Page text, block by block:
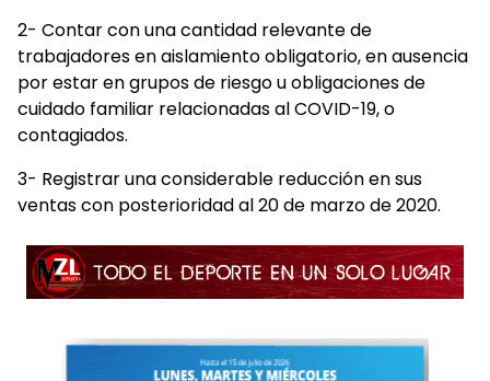
2- Contar con una cantidad relevante de
trabajadores en aislamiento obligatorio, en ausencia
por estar en grupos de riesgo u obligaciones de
cuidado familiar relacionadas al COVID-19, o
contagiados.
3- Registrar una considerable reducción en sus
ventas con posterioridad al 20 de marzo de 2020.